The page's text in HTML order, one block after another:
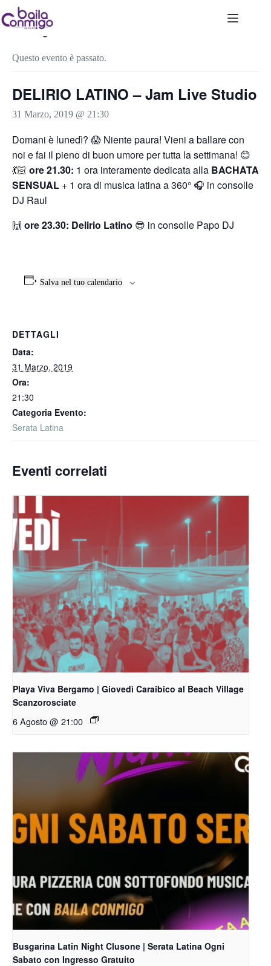
Salta
al
contenuto
« Tutti gli Eventi
Questo evento è passato.
DELIRIO LATINO – Jam Live Studio
31 Marzo, 2019 @ 21:30
Domani è lunedì? 😱 Niente paura! Vieni a ballare con
noi e fai il pieno di buon umore per tutta la settimana! 😊
💃🏻 ore 21.30: 1 ora interamente dedicata alla BACHATA
SENSUAL + 1 ora di musica latina a 360° 🎧 in consolle
DJ Raul
🙌 ore 23.30: Delirio Latino 😎 in consolle Papo DJ
Salva nel tuo calendario
DETTAGLI
Data:
31 Marzo, 2019
Ora:
21:30
Categoria Evento:
Serata Latina
Eventi correlati
Playa Viva Bergamo | Giovedì Caraibico al Beach Village
Scanzorosciate
6 Agosto @ 21:00
Busgarina Latin Night Clusone | Serata Latina Ogni
Sabato con Ingresso Gratuito